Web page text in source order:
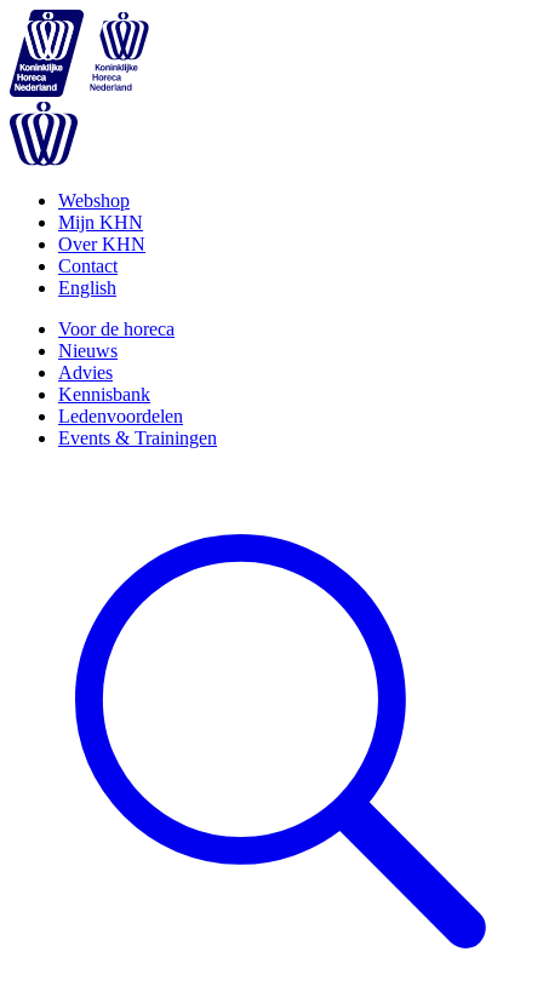
Webshop
Mijn KHN
Over KHN
Contact
English
Voor de horeca
Nieuws
Advies
Kennisbank
Ledenvoordelen
Events & Trainingen